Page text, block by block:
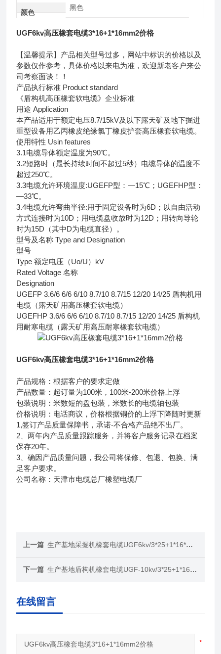
颜色
黑色
UGF6kv高压橡套电缆3*16+1*16mm2价格
【温馨提示】产品相关型号过多，网站中标识的价格以及
参数仅作参考，具体价格以来电为准，欢迎新老客户来公
司考察面谈！！
产品执行标准 Product standard
《盾构机高压橡套软电缆》企业标准
用途 Application
本产品适用于额定电压8.7/15kV及以下露天矿及地下掘进
重型设备用乙丙橡皮绝缘氯丁橡皮护套高压橡套软电缆。
使用特性 Usin features
3.1电缆导体额定温度为90℃。
3.2短路时（最长持续时间不超过5秒）电缆导体的温度不
超过250℃。
3.3电缆允许环境温度:UGEFP型：—15℃；UGEFHP型：
—33℃。
3.4电缆允许弯曲半径:用于固定设备时为6D；以自由活动
方式连接时为10D；用电缆盘收放时为12D；用转向导轮
时为15D（其中D为电缆直径）。
型号及名称 Type and Designation
型号
Type 额定电压（Uo/U）kV
Rated Voltage 名称
Designation
UGEFP 3.6/6 6/6 6/10 8.7/10 8.7/15 12/20 14/25 盾构机用
电缆（露天矿用高压橡套软电缆）
UGEFHP 3.6/6 6/6 6/10 8.7/10 8.7/15 12/20 14/25 盾构机
用耐寒电缆（露天矿用高压耐寒橡套软电缆）
UGF6kv高压橡套电缆3*16+1*16mm2价格
产品规格：根据客户的要求定做
产品数量：起订量为100米，100米-200米价格上浮
包装说明：米数短的盘包装，米数长的电缆轴包装
价格说明：电话商议，价格根据铜价的上浮下降随时更新
1,签订产品质量保障书，承诺-不合格产品绝不出厂。
2、两年内产品质量跟踪服务，并将客户服务记录在档案
保存20年。
3、确因产品质量问题，我公司将保修、包退、包换、满
足客户要求。
公司名称：天津市电缆总厂橡塑电缆厂
上一篇 生产基地采掘机橡套电缆UGF6kv/3*25+1*16*价格
下一篇 生产基地盾构机橡套电缆UGF-10kv/3*25+1*16价格
在线留言